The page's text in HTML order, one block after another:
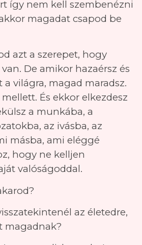
így nem kell szembenézni
magadat csapod be
azt a szerepet, hogy
De amikor hazaérsz és
világra, magad maradsz.
És ekkor elkezdesz
a munkába, a
az ivásba, az
másba, ami eléggé
hogy ne kelljen
valóságoddal.
az életedre,
magadnak?